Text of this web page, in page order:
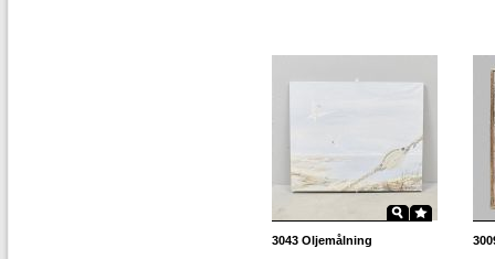
3043 Oljemålning